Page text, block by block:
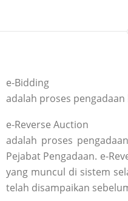
e-Bidding
adalah proses
e-Reverse Auction
adalah proses
Pejabat Pengadaan. e-
yang muncul di sistem
telah disampaikan